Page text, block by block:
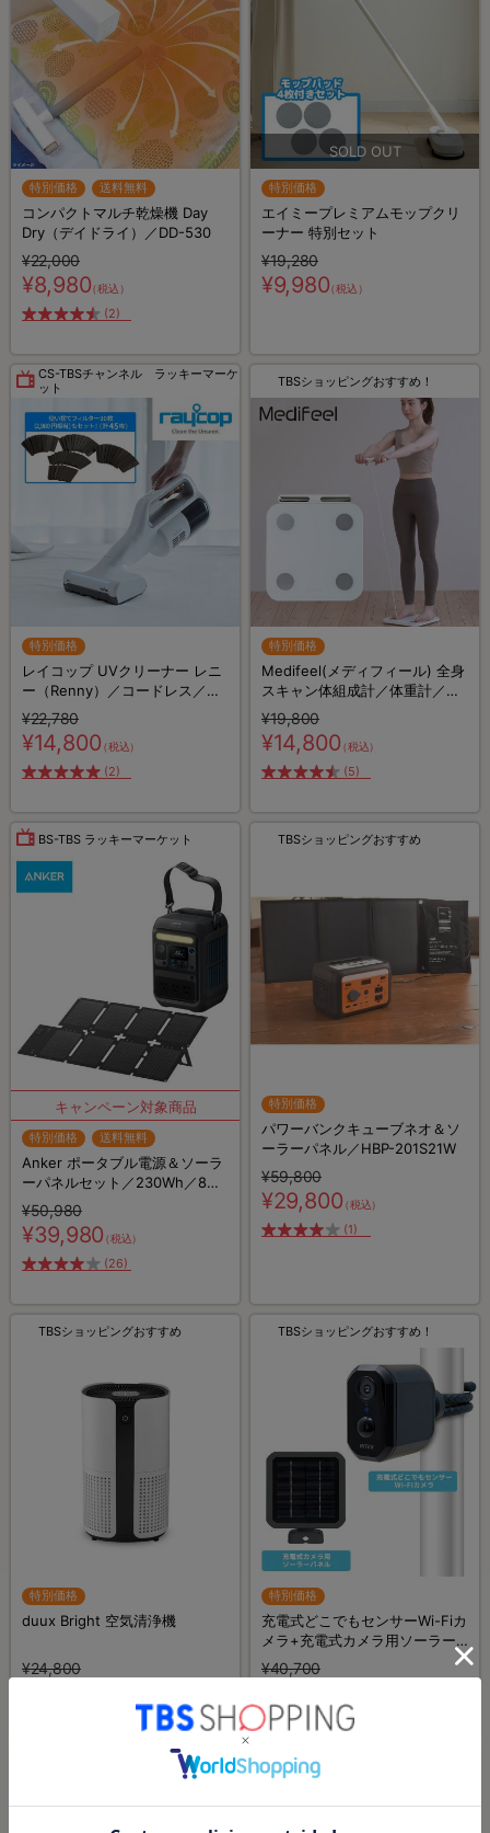
特別価格 送料無料
コンパクトマルチ乾燥機 Day
Dry（デイドライ）／DD-530
¥22,000
¥8,980（税込）
(2)
特別価格
エイミープレミアムモップクリ
ーナー 特別セット
¥19,280
¥9,980（税込）
CS-TBSチャンネル ラッキーマーケ
ット
特別価格
レイコップ UVクリーナー レニ
ー（Renny）／コードレス／軽
量／布団クリーナー
¥22,780
¥14,800（税込）
(2)
TBSショッピングおすすめ！
特別価格
Medifeel(メディフィール) 全身
スキャン体組成計／体重計／体
脂肪率／BMI／筋肉量／内臓脂
肪レベル／基礎代謝
¥19,800
¥14,800（税込）
(5)
BS-TBS ラッキーマーケット
特別価格 送料無料
Anker ポータブル電源＆ソーラ
ーパネルセット／230Wh／8ポ
ート／防災グッズ／災害対策
¥50,980
¥39,980（税込）
(26)
TBSショッピングおすすめ
特別価格
パワーバンクキューブネオ＆ソ
ーラーパネル／HBP-201S21W
¥59,800
¥29,800（税込）
(1)
TBSショッピングおすすめ
特別価格
duux Bright 空気清浄機
¥24,800
TBSショッピングおすすめ！
特別価格
充電式どこでもセンサーWi-Fiカ
メラ+充電式カメラ用ソーラー
パネル
¥40,700
TBSショッピングおすすめ！ TBSショッピングおすすめ！